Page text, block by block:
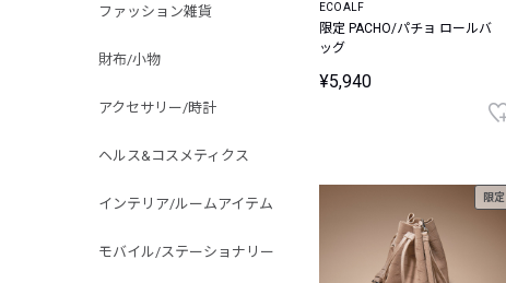
ファッション雑貨
財布/小物
アクセサリー/時計
ヘルス&コスメティクス
インテリア/ルームアイテム
モバイル/ステーショナリー
ECOALF
限定 PACHO/パチョ ロールバ
ッグ
¥5,940
限定